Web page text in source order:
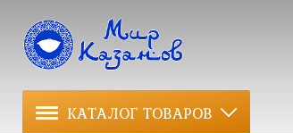
КАТАЛОГ ТОВАРОВ